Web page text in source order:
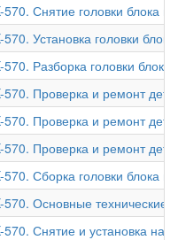
Снятие головки блока
Установка головки
Разборка головки
Проверка и ремонт
Проверка и ремонт
Проверка и ремонт
Сборка головки блока
Основные
Снятие и установка